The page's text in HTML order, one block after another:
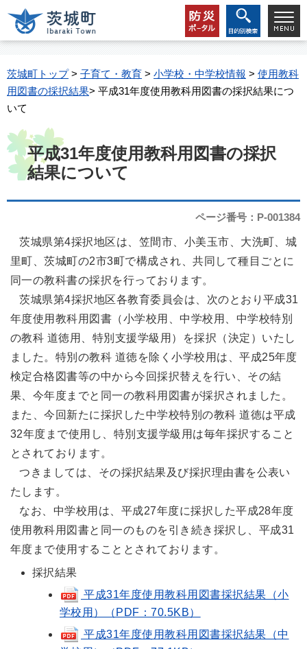
茨城町トップ> 子育て・教育 > 小学校・中学校情報 > 使用教科
用図書の採択結果> 平成31年度使用教科用図書の採択結果につ
いて
平成31年度使用教科用図書の採択
結果について
ページ番号：P-001384
茨城県第4採択地区は、笠間市、小美玉市、大洗町、城
里町、茨城町の2市3町で構成され、共同して種目ごとに
同一の教科書の採択を行っております。
茨城県第4採択地区各教育委員会は、次のとおり平成31
年度使用教科用図書（小学校用、中学校用、中学校特別
の教科 道徳用、特別支援学級用）を採択（決定）いたし
ました。特別の教科 道徳を除く小学校用は、平成25年度
検定合格図書等の中から今回採択替えを行い、その結
果、今年度までと同一の教科用図書が採択されました。
また、今回新たに採択した中学校特別の教科 道徳は平成
32年度まで使用し、特別支援学級用は毎年採択すること
とされております。
つきましては、その採択結果及び採択理由書を公表い
たします。
なお、中学校用は、平成27年度に採択した平成28年度
使用教科用図書と同一のものを引き続き採択し、平成31
年度まで使用することとされております。
採択結果
平成31年度使用教科用図書採択結果（小
学校用）（PDF：70.5KB）
平成31年度使用教科用図書採択結果（中